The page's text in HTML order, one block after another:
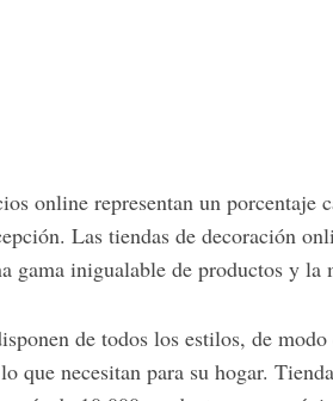
online representan un porcentaje
Las tiendas de decoración
gama inigualable de productos y la
de todos los estilos, de
que necesitan para su hogar.